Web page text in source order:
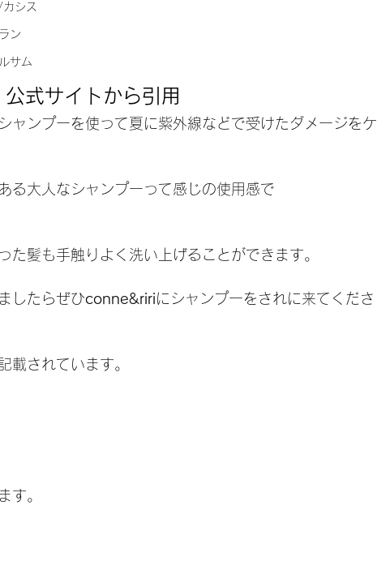
シス
ン
サム
式サイトから引用
ャンプーを使って夏に紫外線などで受けたダメージをケ
る大人なシャンプーって感じの使用感で
た髪も手触りよく洗い上げることができます。
したらぜひconne&ririにシャンプーをされに来てくださ
載されています。
す。